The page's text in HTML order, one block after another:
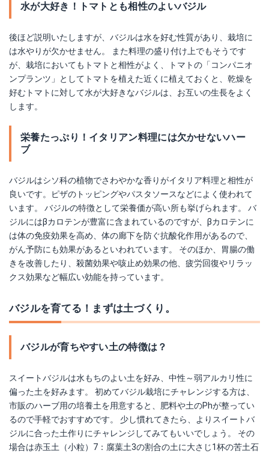
水が大好き！トマトとも相性のよいバジル
後ほど説明いたしますが、バジルは水を好む性質があり、栽培に
は水やりが欠かせません。 また料理の盛り付け上でもそうです
が、栽培においてもトマトと相性がよく、トマトの「コンパニオ
ンプランツ」としてトマトを植えた近くに植えておくと、乾燥を
好むトマトに対して水が大好きなバジルは、お互いの生長をよく
します。
栄養たっぷり！イタリアン料理には欠かせないハー
ブ
バジルはシソ科の植物でさわやかな香りがイタリア料理と相性が
良いです。ピザのトッピングやパスタソースなどによく使われて
います。 バジルの特徴として栄養価が高い所も挙げられます。 バ
ジルにはβカロテンが豊富に含まれているのですが、βカロテンに
は体の免疫効果を高め、体の廊下を防ぐ抗酸化作用があるので、
がん予防にも効果があるといわれています。 そのほか、胃腸の働
きを改善したり、殺菌効果や咳止め効果の他、疲労回復やリラッ
クス効果など幅広い効能を持っています。
バジルを育てる！まずは土づくり。
バジルが育ちやすい土の特徴は？
スイートバジルは水もちのよい土を好み、中性～弱アルカリ性に
偏った土を好みます。 初めてバジル栽培にチャレンジする方は、
市販のハーブ用の培養土を用意すると、肥料や土のPhが整ってい
るので手軽でおすすめです。 少し慣れてきたら、よりスイートバ
ジルに合った土作りにチャレンジしてみてもいいでしょう。 その
場合は赤玉土（小粒）7：腐葉土3の割合の土に大さじ1杯の苦土石